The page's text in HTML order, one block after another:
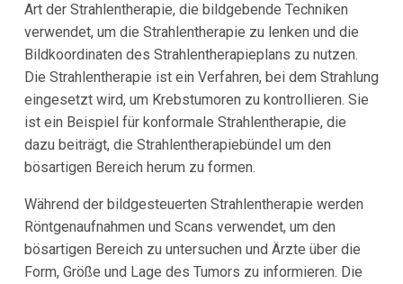
Art der Strahlentherapie, die bildgebende Techniken
verwendet, um die Strahlentherapie zu lenken und die
Bildkoordinaten des Strahlentherapieplans zu nutzen.
Die Strahlentherapie ist ein Verfahren, bei dem Strahlung
eingesetzt wird, um Krebstumoren zu kontrollieren. Sie
ist ein Beispiel für konformale Strahlentherapie, die
dazu beiträgt, die Strahlentherapiebündel um den
bösartigen Bereich herum zu formen.
Während der bildgesteuerten Strahlentherapie werden
Röntgenaufnahmen und Scans verwendet, um den
bösartigen Bereich zu untersuchen und Ärzte über die
Form, Größe und Lage des Tumors zu informieren. Die